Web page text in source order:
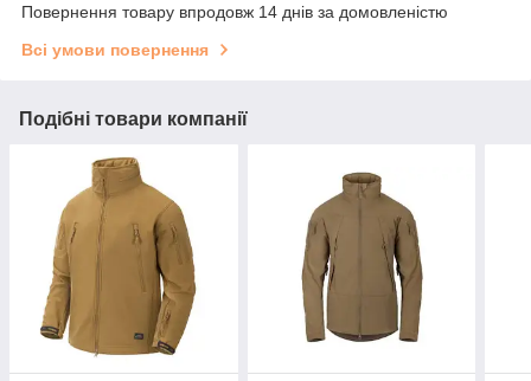
Повернення товару впродовж 14 днів за домовленістю
Всі умови повернення
Подібні товари компанії